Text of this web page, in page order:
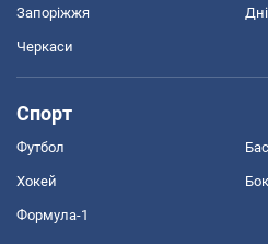
Запоріжжя
Черкаси
Спорт
Футбол
Хокей
Формула-1